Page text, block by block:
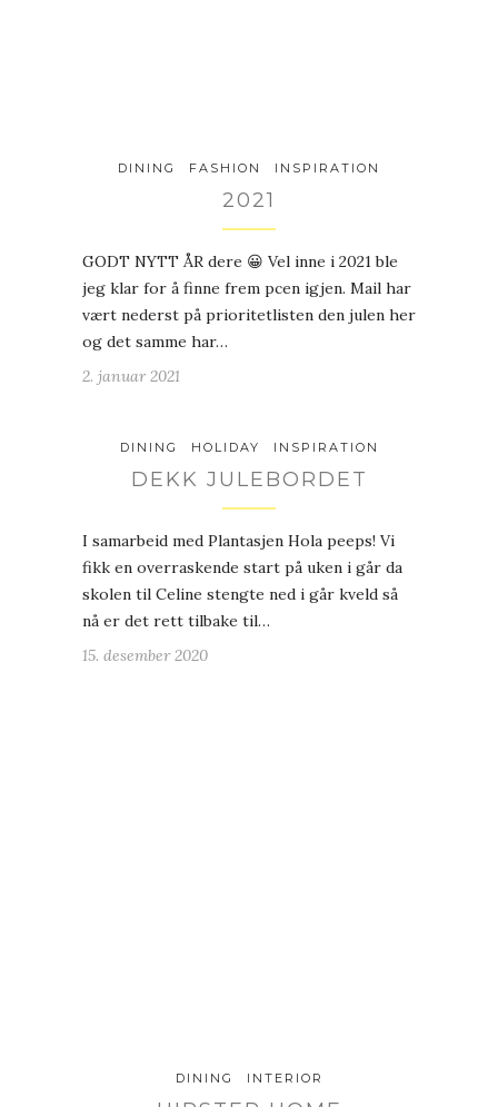
DINING FASHION INSPIRATION
2021
GODT NYTT ÅR dere 😀 Vel inne i 2021 ble
jeg klar for å finne frem pcen igjen. Mail har
vært nederst på prioritetlisten den julen her
og det samme har…
2. januar 2021
DINING HOLIDAY INSPIRATION
DEKK JULEBORDET
I samarbeid med Plantasjen Hola peeps! Vi
fikk en overraskende start på uken i går da
skolen til Celine stengte ned i går kveld så
nå er det rett tilbake til…
15. desember 2020
DINING INTERIOR